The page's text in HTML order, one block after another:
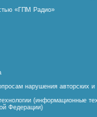
«ГПМ Радио»
нарушения авторских
(информационные
Федерации)